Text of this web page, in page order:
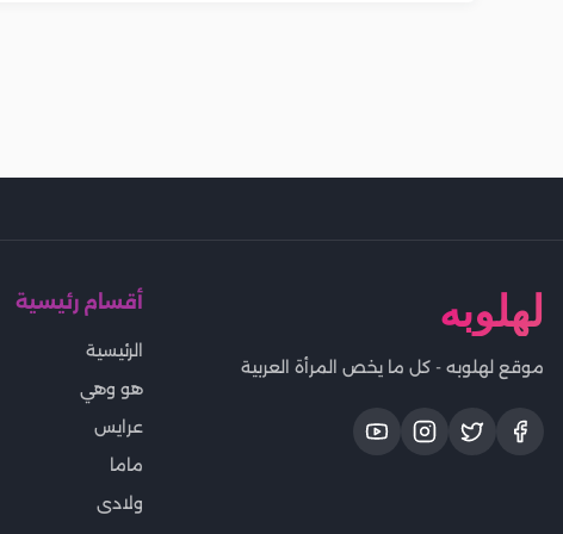
لهلوبه
موقع لهلوبه - كل ما يخص المرأة العربية
أقسام رئيسية
الرئيسية
هو وهي
عرايس
ماما
ولادى